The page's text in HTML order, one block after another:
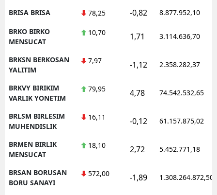
BRISA BRISA 78,25 -0,82 8.877.952,10
BRKO BIRKO
MENSUCAT
10,70 1,71 3.114.636,70
BRKSN BERKOSAN
YALITIM
7,97 -1,12 2.358.282,37
BRKVY BIRIKIM
VARLIK YONETIM
79,95 4,78 74.542.532,65
BRLSM BIRLESIM
MUHENDISLIK
16,11 -0,12 61.157.875,02
BRMEN BIRLIK
MENSUCAT
18,10 2,72 5.452.771,18
BRSAN BORUSAN
BORU SANAYI
572,00 -1,89 1.308.264.872,50